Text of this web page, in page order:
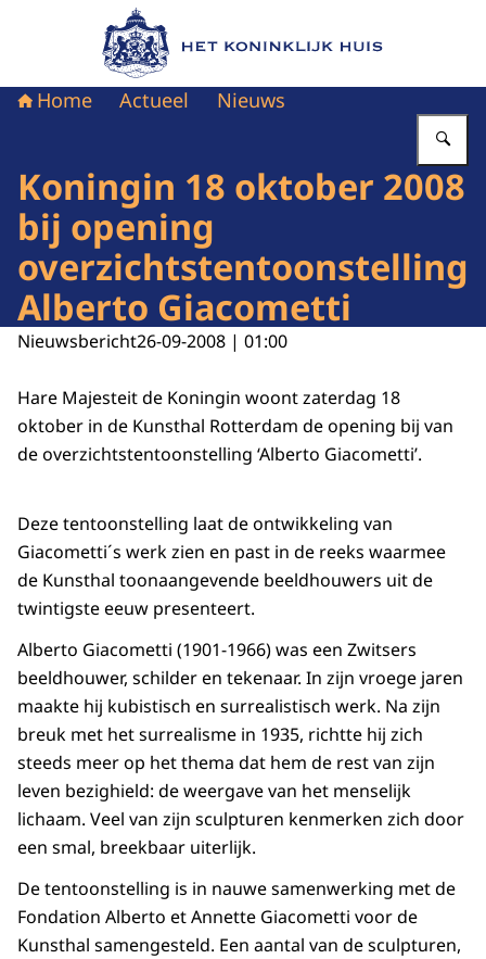
Naar de homepage van Het Koninklijk Huis
Home Actueel Nieuws
Koningin 18 oktober 2008
bij opening
overzichtstentoonstelling
Alberto Giacometti
Nieuwsbericht26-09-2008 | 01:00
Hare Majesteit de Koningin woont zaterdag 18
oktober in de Kunsthal Rotterdam de opening bij van
de overzichtstentoonstelling ‘Alberto Giacometti’.
Deze tentoonstelling laat de ontwikkeling van
Giacometti´s werk zien en past in de reeks waarmee
de Kunsthal toonaangevende beeldhouwers uit de
twintigste eeuw presenteert.
Alberto Giacometti (1901-1966) was een Zwitsers
beeldhouwer, schilder en tekenaar. In zijn vroege jaren
maakte hij kubistisch en surrealistisch werk. Na zijn
breuk met het surrealisme in 1935, richtte hij zich
steeds meer op het thema dat hem de rest van zijn
leven bezighield: de weergave van het menselijk
lichaam. Veel van zijn sculpturen kenmerken zich door
een smal, breekbaar uiterlijk.
De tentoonstelling is in nauwe samenwerking met de
Fondation Alberto et Annette Giacometti voor de
Kunsthal samengesteld. Een aantal van de sculpturen,